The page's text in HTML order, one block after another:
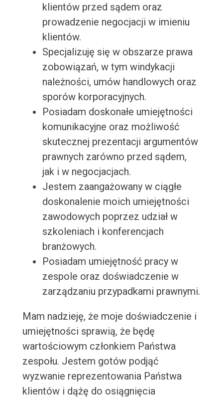
klientów przed sądem oraz
prowadzenie negocjacji w imieniu
klientów.
Specjalizuję się w obszarze prawa
zobowiązań, w tym windykacji
należności, umów handlowych oraz
sporów korporacyjnych.
Posiadam doskonałe umiejętności
komunikacyjne oraz możliwość
skutecznej prezentacji argumentów
prawnych zarówno przed sądem,
jak i w negocjacjach.
Jestem zaangażowany w ciągłe
doskonalenie moich umiejętności
zawodowych poprzez udział w
szkoleniach i konferencjach
branżowych.
Posiadam umiejętność pracy w
zespole oraz doświadczenie w
zarządzaniu przypadkami prawnymi.
Mam nadzieję, że moje doświadczenie i
umiejętności sprawią, że będę
wartościowym członkiem Państwa
zespołu. Jestem gotów podjąć
wyzwanie reprezentowania Państwa
klientów i dążę do osiągnięcia